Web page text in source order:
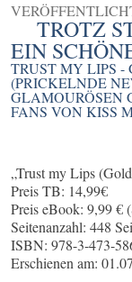
TROTZ
EIN
TRUST MY LIPS -
(PRICKELNDE
GLAMOURÖSEN
FANS VON KISS
„Trust my Lips
Preis TB: 14,99€
Preis eBook: 9,99 €
Seitenanzahl: 448
ISBN: 978-3-473-
Erschienen am: